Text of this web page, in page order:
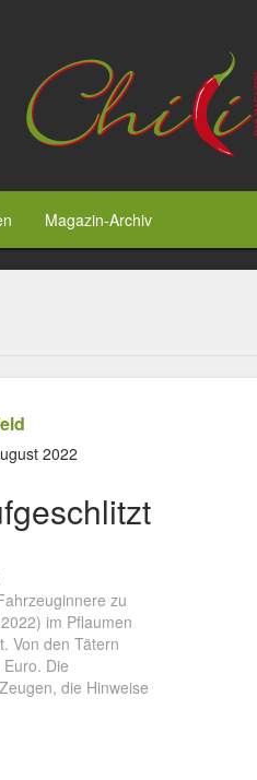
Magazin-Archiv
2022
zu
im Pflaumen
Von den Tätern
Die
die Hinweise